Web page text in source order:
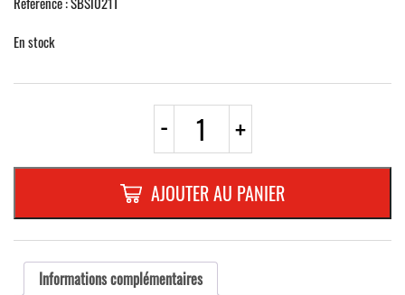
En stock
- quantité
SUPPORT
EN
PLEXIGLAS
TRANPARENT
SATION
AVEC
RAINUREDIMENSIONS
200
+
AJOUTER AU PANIER
Informations complémentaires